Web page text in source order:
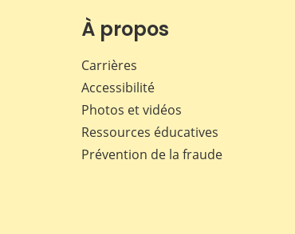
À propos
Carrières
Accessibilité
Photos et vidéos
Ressources éducatives
Prévention de la fraude